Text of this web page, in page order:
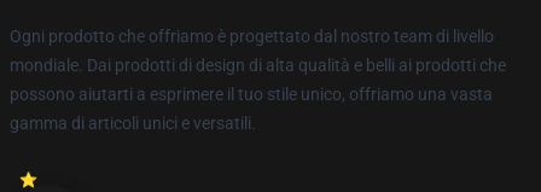
Ogni prodotto che offriamo è progettato dal nostro team di livello
mondiale. Dai prodotti di design di alta qualità e belli ai prodotti che
possono aiutarti a esprimere il tuo stile unico, offriamo una vasta
gamma di articoli unici e versatili.